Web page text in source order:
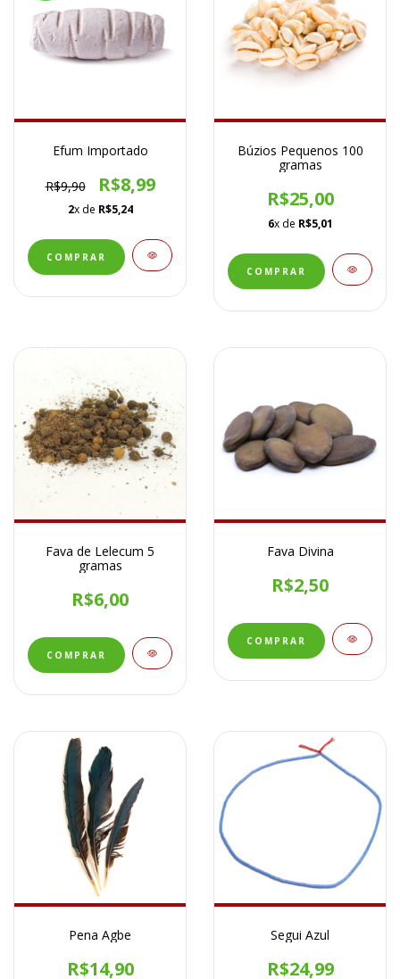
Efum Importado
R$9,90 R$8,99
2x de R$5,24
Búzios Pequenos 100
gramas
R$25,00
6x de R$5,01
Fava de Lelecum 5
gramas
R$6,00
Fava Divina
R$2,50
Pena Agbe
R$14,90
Segui Azul
R$24,99